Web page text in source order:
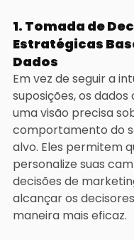
1. Tomada de
Estratégicas
Dados
Em vez de seguir a
suposições, os
uma visão precisa
comportamento do
alvo. Eles permitem
personalize suas
decisões de
alcançar os
maneira mais eficaz.